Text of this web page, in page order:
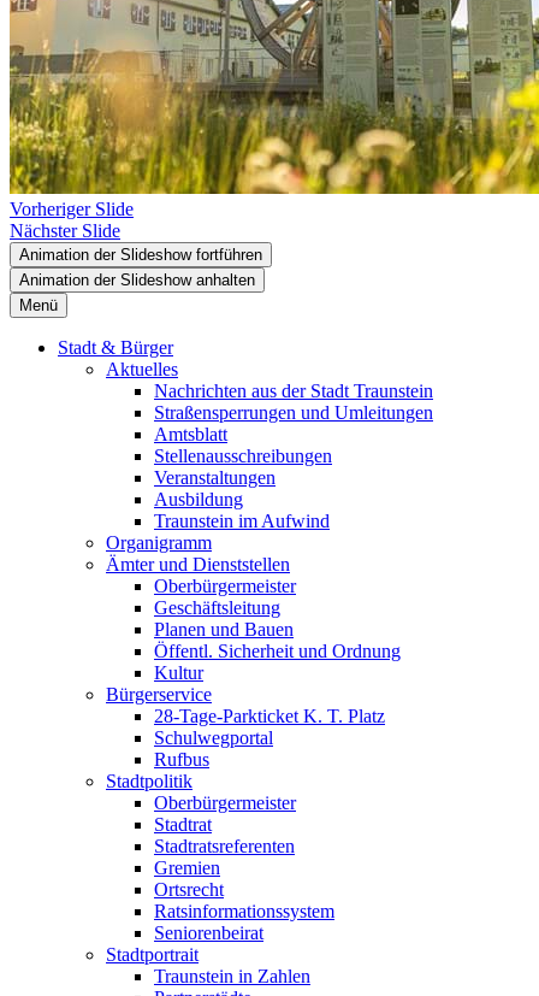
Vorheriger Slide
Nächster Slide
Animation der Slideshow fortführen
Animation der Slideshow anhalten
Menü
Stadt & Bürger
Aktuelles
Nachrichten aus der Stadt Traunstein
Straßensperrungen und Umleitungen
Amtsblatt
Stellenausschreibungen
Veranstaltungen
Ausbildung
Traunstein im Aufwind
Organigramm
Ämter und Dienststellen
Oberbürgermeister
Geschäftsleitung
Planen und Bauen
Öffentl. Sicherheit und Ordnung
Kultur
Bürgerservice
28-Tage-Parkticket K. T. Platz
Schulwegportal
Rufbus
Stadtpolitik
Oberbürgermeister
Stadtrat
Stadtratsreferenten
Gremien
Ortsrecht
Ratsinformationssystem
Seniorenbeirat
Stadtportrait
Traunstein in Zahlen